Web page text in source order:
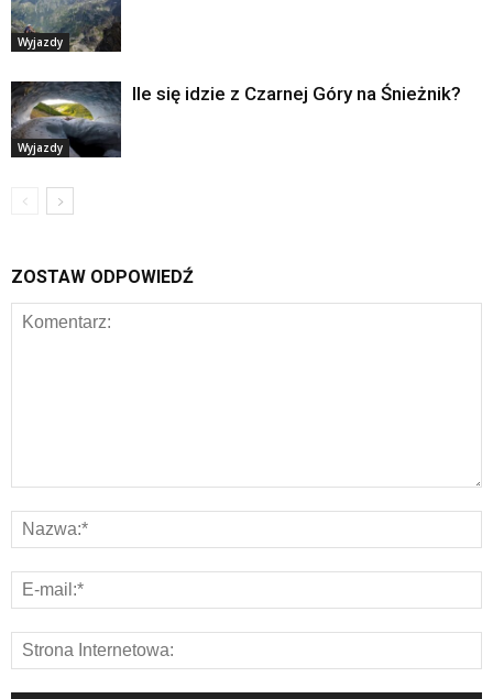
Wyjazdy
Wyjazdy
Ile się idzie z Czarnej Góry na Śnieżnik?
ZOSTAW ODPOWIEDŹ